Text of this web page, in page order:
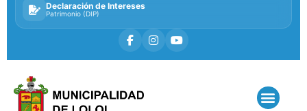
Declaración de Intereses
Patrimonio (DIP)